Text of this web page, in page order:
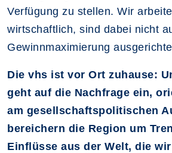
Verfügung zu stellen. Wir
wirtschaftlich, sind dabei nicht
Gewinnmaximierung
Die vhs ist vor Ort zuhause:
geht auf die Nachfrage ein,
am gesellschaftspolitischen
bereichern die Region um
Einflüsse aus der Welt, die